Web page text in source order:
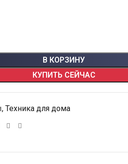
В КОРЗИНУ
КУПИТЬ СЕЙЧАС
, Техника для дома